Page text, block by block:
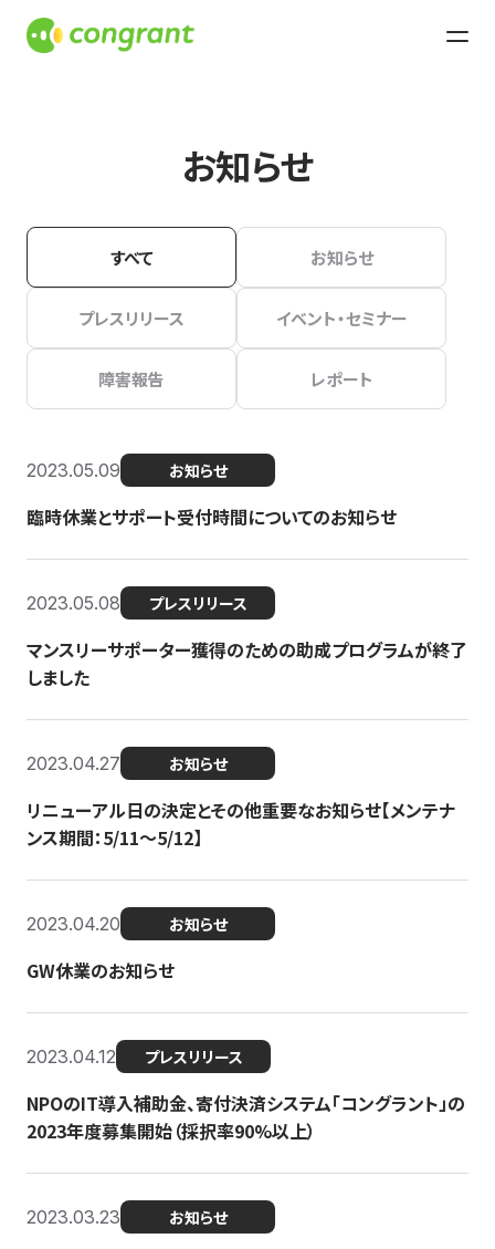
お知らせ
すべて お知らせ
プレスリリース イベント・セミナー
障害報告 レポート
2023.05.09 お知らせ
臨時休業とサポート受付時間についてのお知らせ
2023.05.08 プレスリリース
マンスリーサポーター獲得のための助成プログラムが終了
しました
2023.04.27 お知らせ
リニューアル日の決定とその他重要なお知らせ【メンテナ
ンス期間：5/11～5/12】
2023.04.20 お知らせ
GW休業のお知らせ
2023.04.12 プレスリリース
NPOのIT導入補助金、寄付決済システム「コングラント」の
2023年度募集開始（採択率90%以上）
2023.03.23 お知らせ